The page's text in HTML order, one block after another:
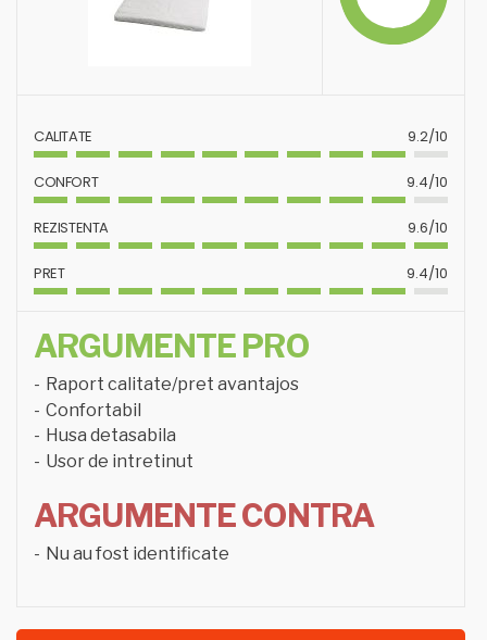
CALITATE 9.2/10
CONFORT 9.4/10
REZISTENTA 9.6/10
PRET 9.4/10
ARGUMENTE PRO
Raport calitate/pret avantajos
Confortabil
Husa detasabila
Usor de intretinut
ARGUMENTE CONTRA
Nu au fost identificate